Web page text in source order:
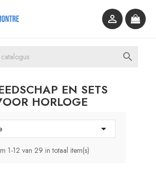


EN SETS
HORLOGE

1-12 van 29 in totaal item(s)